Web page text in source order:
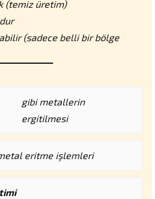
(temiz üretim)
(sadece belli bir bölge
gibi metallerin
ergitilmesi
eritme işlemleri